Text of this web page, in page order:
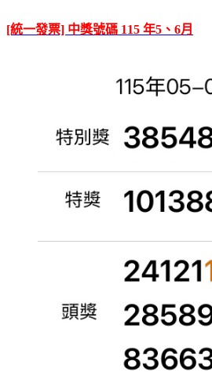
[統一發票] 中獎號碼 115 年5、6月